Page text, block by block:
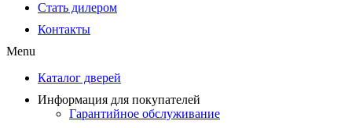
Стать дилером
Контакты
Menu
Каталог дверей
Информация для покупателей
Гарантийное обслуживание